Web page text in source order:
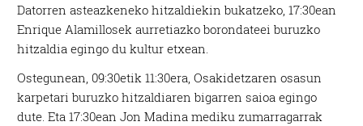
Datorren asteazkeneko hitzaldiekin bukatzeko, 17:30ean
Enrique Alamillosek aurretiazko borondateei buruzko
hitzaldia egingo du kultur etxean.
Ostegunean, 09:30etik 11:30era, Osakidetzaren osasun
karpetari buruzko hitzaldiaren bigarren saioa egingo
dute. Eta 17:30ean Jon Madina mediku zumarragarrak